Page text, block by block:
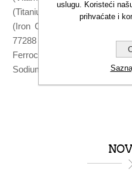
(Titanium Dioxide)Ci
(Iron Oxide)Ci 77499 (Iron
77288 (chromium
Ferrocyanide)Ci 77742
Sodium BorosilicateTin
uslugu. Koristeći
prihvaćate i